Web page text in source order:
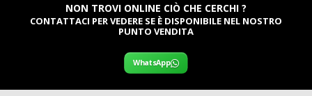
NON TROVI ONLINE CIÒ CHE CERCHI ?
CONTATTACI PER VEDERE SE È DISPONIBILE NEL NOSTRO
PUNTO VENDITA
WhatsApp